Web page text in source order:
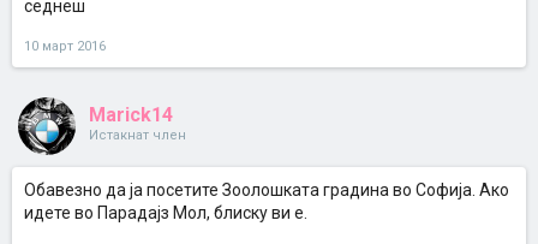
седнеш
10 март 2016
Marick14
Истакнат член
Обавезно да ја посетите Зоолошката градина во Софија. Ако
идете во Парадајз Мол, блиску ви е.